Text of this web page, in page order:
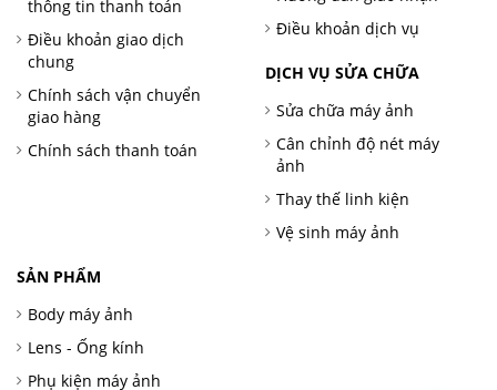
thông tin thanh toán
Điều khoản giao dịch
chung
Chính sách vận chuyển
giao hàng
Chính sách thanh toán
Điều khoản dịch vụ
DỊCH VỤ SỬA CHỮA
Sửa chữa máy ảnh
Cân chỉnh độ nét máy
ảnh
Thay thế linh kiện
Vệ sinh máy ảnh
SẢN PHẨM
Body máy ảnh
Lens - Ống kính
Phụ kiện máy ảnh